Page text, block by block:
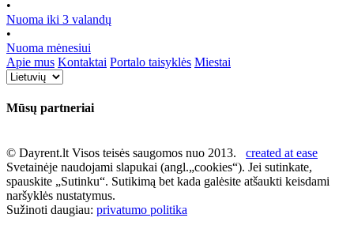
•
Nuoma iki 3 valandų
•
Nuoma mėnesiui
Apie mus Kontaktai Portalo taisyklės Miestai
Mūsų partneriai
© Dayrent.lt Visos teisės saugomos nuo 2013. created at ease
Svetainėje naudojami slapukai (angl.„cookies“). Jei sutinkate,
spauskite „Sutinku“. Sutikimą bet kada galėsite atšaukti keisdami
naršyklės nustatymus.
Sužinoti daugiau: privatumo politika